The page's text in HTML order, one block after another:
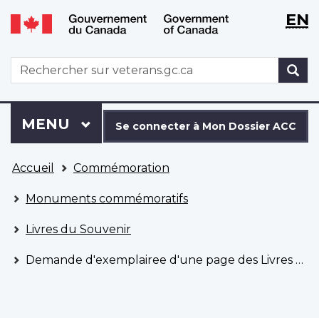
Aller
au
principal
Passer
à
version
HTML
simplifiée
WxT
WxTEN
WxT
Search
form
connecter
à
Dossier
ACC
Se connecter à Mon Dossier ACC
Menu
MENU PRINCIPAL
êtes
ici
Accueil Commémoration
Monuments commémoratifs
Livres du Souvenir
Demande d'exemplairee d'une page des Livres du Souvenir